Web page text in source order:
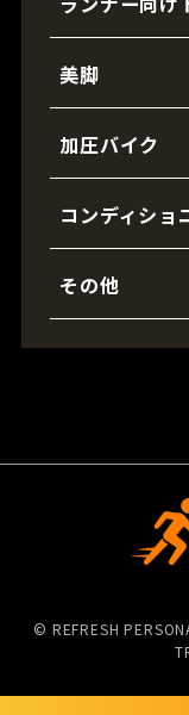
美脚
加圧バイク
コンディショ
その他
© REFRESH